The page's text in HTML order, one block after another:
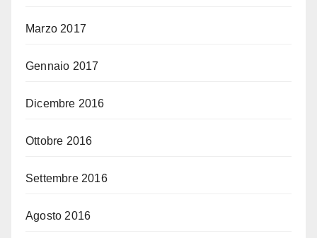
Marzo 2017
Gennaio 2017
Dicembre 2016
Ottobre 2016
Settembre 2016
Agosto 2016